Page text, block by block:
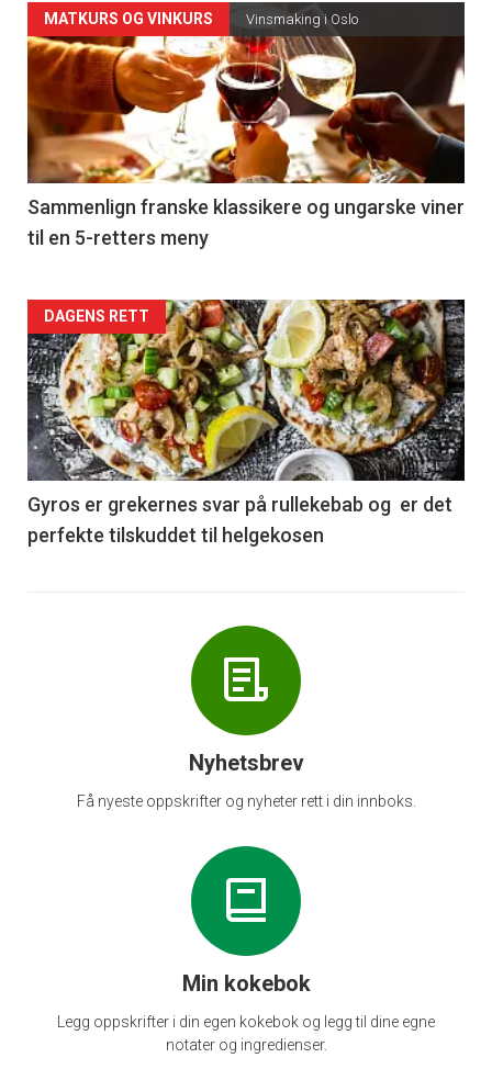
Forsiden
akkurat
nå
-
5
MATKURS OG VINKURS Vinsmaking i Oslo
Sammenlign franske klassikere og ungarske viner
til en 5-retters meny
Forsiden
akkurat
nå
-
6
DAGENS RETT
Gyros er grekernes svar på rullekebab og er det
perfekte tilskuddet til helgekosen
Nyhetsbrev
Få nyeste oppskrifter og nyheter rett i din innboks.
Min kokebok
Legg oppskrifter i din egen kokebok og legg til dine egne
notater og ingredienser.